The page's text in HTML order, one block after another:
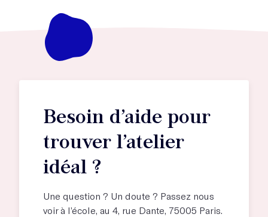
Besoin d’aide pour
trouver l’atelier
idéal ?
Une question ? Un doute ? Passez nous
voir à l’école, au 4, rue Dante, 75005 Paris.